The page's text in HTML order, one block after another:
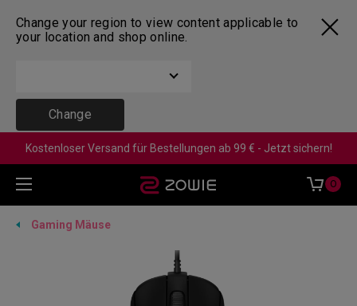
Change your region to view content applicable to
your location and shop online.
Change
Kostenloser Versand für Bestellungen ab 99 € - Jetzt sichern!
0
Gaming Mäuse